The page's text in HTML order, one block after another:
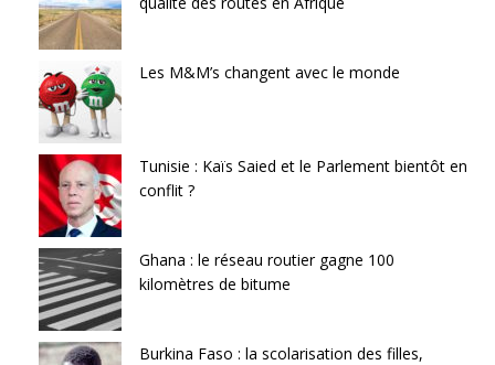
Les M&M’s changent avec le monde
Tunisie : Kaïs Saied et le Parlement bientôt en
conflit ?
Ghana : le réseau routier gagne 100
kilomètres de bitume
Burkina Faso : la scolarisation des filles,